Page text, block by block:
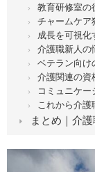
教育研修室の
チャームケア
成長を可視化
介護職新人の
ベテラン向け
介護関連の資
コミュニケ
これから介護
まとめ｜介